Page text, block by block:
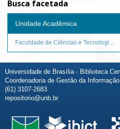
Busca facetada
Unidade Acadêmica
Faculdade de Ciências e Tecnologi...
Universidade de Brasília - Biblioteca
Coordenadoria de Gestão da
(61) 3107-2683
repositorio@unb.br